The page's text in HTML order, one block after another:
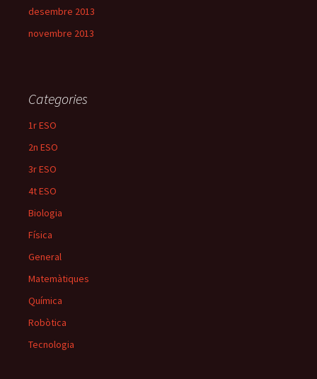
desembre 2013
novembre 2013
Categories
1r ESO
2n ESO
3r ESO
4t ESO
Biologia
Física
General
Matemàtiques
Química
Robòtica
Tecnologia